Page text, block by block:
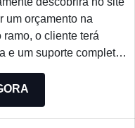
um orçamento na
o cliente terá
e um suporte completo,
achar porta pallet em
serviços, descobre a
com porta-paletes